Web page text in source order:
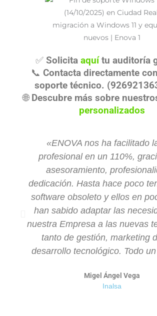
✅ Solicita aquítu auditoría
📞 Contacta directamente
soporte técnico.
🌐Descubre más sobre
personalizados
«ENOVA nos ha facilitado
profesional en un 110%,
asesoramiento,
dedicación. Hasta hace poco
software obsoleto y ellos en
han sabido adaptar las
nuestra Empresa a las nuevas
tanto de gestión, marketing
desarrollo tecnológico. Todo
Migel Ángel Vega
Inalsa